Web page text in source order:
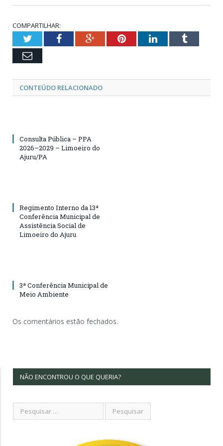
COMPARTILHAR:
TwitterFacebookGoogle+PinterestLinkedInTumblr
Email
CONTEÚDO RELACIONADO
Consulta Pública – PPA
2026–2029 – Limoeiro do
Ajuru/PA
Regimento Interno da 13ª
Conferência Municipal de
Assistência Social de
Limoeiro do Ajuru
3ª Conferência Municipal de
Meio Ambiente
Os comentários estão fechados.
NÃO ENCONTROU O QUE QUERIA?